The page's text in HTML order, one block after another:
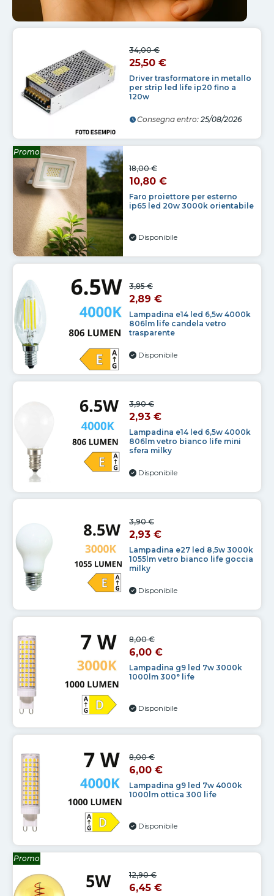
Driver trasformatore in metallo
per strip led life ip20 fino a
120w
34,00 €
25,50 €
Consegna entro: 25/08/2026
Faro proiettore per esterno
ip65 led 20w 3000k orientabile
18,00 €
10,80 €
Disponibile
Promo
Lampadina e14 led 6,5w 4000k
806lm life candela vetro
trasparente
3,85 €
2,89 €
Disponibile
Lampadina e14 led 6,5w 4000k
806lm vetro bianco life mini
sfera milky
3,90 €
2,93 €
Disponibile
Lampadina e27 led 8,5w 3000k
1055lm vetro bianco life goccia
milky
3,90 €
2,93 €
Disponibile
Lampadina g9 led 7w 3000k
1000lm 300° life
8,00 €
6,00 €
Disponibile
Lampadina g9 led 7w 4000k
1000lm ottica 300 life
8,00 €
6,00 €
Disponibile
12,90 €
6,45 €
Promo